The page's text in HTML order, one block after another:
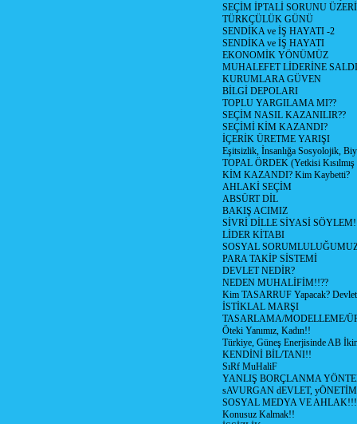
SEÇİM İPTALİ SORUNU
TÜRKÇÜLÜK GÜNÜ
SENDİKA ve İŞ HAYATI -2
SENDİKA ve İŞ HAYATI
EKONOMİK YÖNÜMÜZ
MUHALEFET LİDERİNE
KURUMLARA GÜVEN
BİLGİ DEPOLARI
TOPLU YARGILAMA MI??
SEÇİM NASIL KAZANILIR??
SEÇİMİ KİM KAZANDI?
İÇERİK ÜRETME YARIŞI
Eşitsizlik, İnsanlığa Sosyolojik,
TOPAL ÖRDEK (Yetkisi
KİM KAZANDI? Kim Kaybetti?
AHLAKİ SEÇİM
ABSÜRT DİL
BAKIŞ ACIMIZ
SİVRİ DİLLE SİYASİ
LİDER KİTABI
SOSYAL
PARA TAKİP SİSTEMİ
DEVLET NEDİR?
NEDEN MUHALİFİM!!??
Kim TASARRUF Yapacak? Devlet
İSTİKLAL MARŞI
TASARLAMA/MODELLEME/
Öteki Yanımız, Kadın!!
Türkiye, Güneş Enerjisinde AB
KENDİNİ BİL/TANI!!
SıRf MuHaliF
YANLIŞ BORÇLANMA
sAVURGAN dEVLET,
SOSYAL MEDYA VE AHLAK!!!
Konusuz Kalmak!!